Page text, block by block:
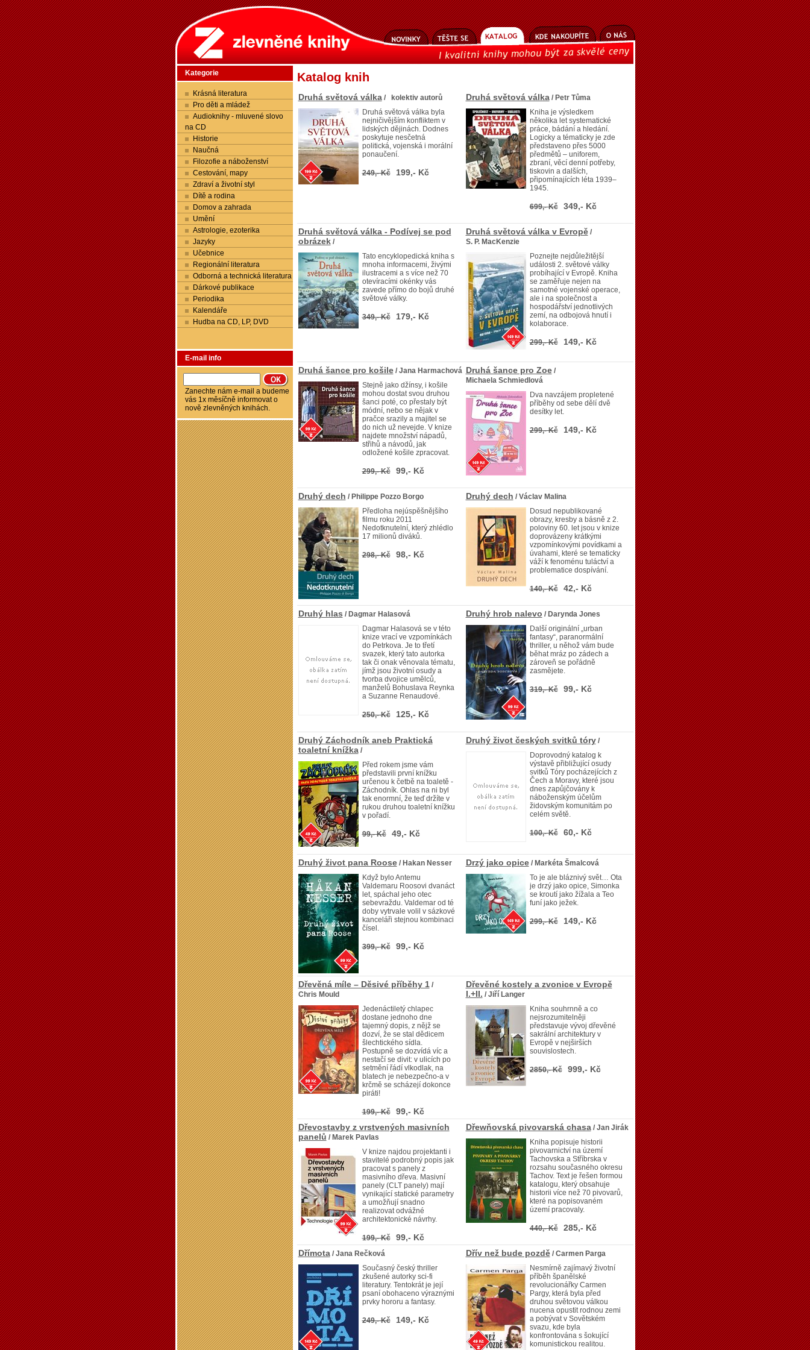
Kategorie
Krásná literatura
Pro děti a mládež
Audioknihy - mluvené slovo
na CD
Historie
Naučná
Filozofie a náboženství
Cestování, mapy
Zdraví a životní styl
Dítě a rodina
Domov a zahrada
Umění
Astrologie, ezoterika
Jazyky
Učebnice
Regionální literatura
Odborná a technická literatura
Dárkové publikace
Periodika
Kalendáře
Hudba na CD, LP, DVD
E-mail info
Zanechte nám e-mail a budeme
vás 1x měsíčně informovat o
nově zlevněných knihách.
Katalog knih
Druhá světová válka/ kolektiv autorů
Druhá světová válka byla
nejničivějším konfliktem v
lidských dějinách. Dodnes
poskytuje nesčetná
politická, vojenská i morální
ponaučení.
249,- Kč 199,- Kč
Druhá světová válka/ Petr Tůma
Kniha je výsledkem
několika let systematické
práce, bádání a hledání.
Logicky a tématicky je zde
představeno přes 5000
předmětů – uniforem,
zbraní, věcí denní potřeby,
tiskovin a dalších,
připomínajících léta 1939–
1945.
699,- Kč 349,- Kč
Druhá světová válka - Podívej se pod
obrázek/
Tato encyklopedická kniha s
mnoha informacemi, živými
ilustracemi a s více než 70
otevíracími okénky vás
zavede přímo do bojů druhé
světové války.
349,- Kč 179,- Kč
Druhá světová válka v Evropě/
S. P. MacKenzie
Poznejte nejdůležitější
události 2. světové války
probíhající v Evropě. Kniha
se zaměřuje nejen na
samotné vojenské operace,
ale i na společnost a
hospodářství jednotlivých
zemí, na odbojová hnutí i
kolaborace.
299,- Kč 149,- Kč
Druhá šance pro košile/ Jana Harmachová
Stejně jako džínsy, i košile
mohou dostat svou druhou
šanci poté, co přestaly být
módní, nebo se nějak v
pračce srazily a majitel se
do nich už nevejde. V knize
najdete množství nápadů,
střihů a návodů, jak
odložené košile zpracovat.
299,- Kč 99,- Kč
Druhá šance pro Zoe/
Michaela Schmiedlová
Dva navzájem propletené
příběhy od sebe dělí dvě
desítky let.
299,- Kč 149,- Kč
Druhý dech / Philippe Pozzo Borgo
Předloha nejúspěšnějšího
filmu roku 2011
Nedotknutelní, který zhlédlo
17 milionů diváků.
298,- Kč 98,- Kč
Druhý dech / Václav Malina
Dosud nepublikované
obrazy, kresby a básně z 2.
poloviny 60. let jsou v knize
doprovázeny krátkými
vzpomínkovými povídkami a
úvahami, které se tematicky
váží k fenoménu tuláctví a
problematice dospívání.
140,- Kč 42,- Kč
Druhý hlas / Dagmar Halasová
Dagmar Halasová se v této
knize vrací ve vzpomínkách
do Petrkova. Je to třetí
svazek, který tato autorka
tak či onak věnovala tématu,
jímž jsou životní osudy a
tvorba dvojice umělců,
manželů Bohuslava Reynka
a Suzanne Renaudové.
250,- Kč 125,- Kč
Druhý hrob nalevo / Darynda Jones
Další originální „urban
fantasy“, paranormální
thriller, u něhož vám bude
běhat mráz po zádech a
zároveň se pořádně
zasmějete.
319,- Kč 99,- Kč
Druhý Záchodník aneb Praktická
toaletní knížka/
Před rokem jsme vám
představili první knížku
určenou k četbě na toaletě -
Záchodník. Ohlas na ni byl
tak enormní, že teď držíte v
rukou druhou toaletní knížku
v pořadí.
99,- Kč 49,- Kč
Druhý život českých svitků tóry/
Doprovodný katalog k
výstavě přibližující osudy
svitků Tóry pocházejících z
Čech a Moravy, které jsou
dnes zapůjčovány k
náboženským účelům
židovským komunitám po
celém světě.
100,- Kč 60,- Kč
Druhý život pana Roose/ Hakan Nesser
Když bylo Antemu
Valdemaru Roosovi dvanáct
let, spáchal jeho otec
sebevraždu. Valdemar od té
doby vytrvale volil v sázkové
kanceláři stejnou kombinaci
čísel.
399,- Kč 99,- Kč
Drzý jako opice/ Markéta Šmalcová
To je ale bláznivý svět… Ota
je drzý jako opice, Simonka
se kroutí jako žížala a Teo
funí jako ježek.
299,- Kč 149,- Kč
Dřevěná míle – Děsivé příběhy 1/
Chris Mould
Jedenáctiletý chlapec
dostane jednoho dne
tajemný dopis, z nějž se
dozví, že se stal dědicem
šlechtického sídla.
Postupně se dozvídá víc a
nestačí se divit: v ulicích po
setmění řádí vlkodlak, na
blatech je nebezpečno-a v
krčmě se scházejí dokonce
piráti!
199,- Kč 99,- Kč
Dřevěné kostely a zvonice v Evropě
I.+II. / Jiří Langer
Kniha souhrnně a co
nejsrozumitelněji
představuje vývoj dřevěné
sakrální architektury v
Evropě v nejširších
souvislostech.
2850,- Kč 999,- Kč
Dřevostavby z vrstvených masivních
panelů / Marek Pavlas
V knize najdou projektanti i
stavitelé podrobný popis jak
pracovat s panely z
masivního dřeva. Masivní
panely (CLT panely) mají
vynikající statické parametry
a umožňují snadno
realizovat odvážné
architektonické návrhy.
199,- Kč 99,- Kč
Dřewňovská pivovarská chasa/ Jan Jirák
Kniha popisuje historii
pivovarnictví na území
Tachovska a Stříbrska v
rozsahu současného okresu
Tachov. Text je řešen formou
katalogu, který obsahuje
historii více než 70 pivovarů,
které na popisovaném
území pracovaly.
440,- Kč 285,- Kč
Dřímota/ Jana Rečková
Současný český thriller
zkušené autorky sci-fi
literatury. Tentokrát je její
psaní obohaceno výraznými
prvky hororu a fantasy.
249,- Kč 149,- Kč
Dřív než bude pozdě/ Carmen Parga
Nesmírně zajímavý životní
příběh španělské
revolucionářky Carmen
Pargy, která byla před
druhou světovou válkou
nucena opustit rodnou zemi
a pobývat v Sovětském
svazu, kde byla
konfrontována s šokující
komunistickou realitou.